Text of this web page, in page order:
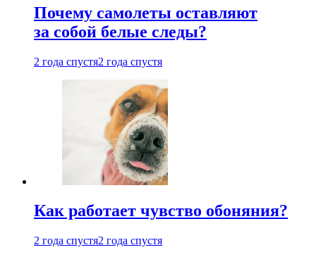
Почему самолеты оставляют
за собой белые следы?
2 года спустя2 года спустя
Как работает чувство обоняния?
2 года спустя2 года спустя